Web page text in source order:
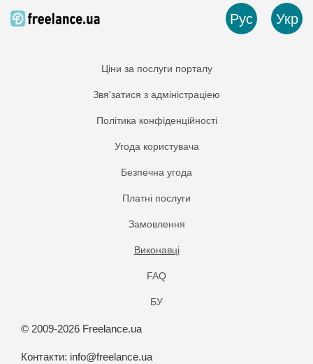
Рус Укр
Ціни за послуги порталу
Звя'затися з адміністраціею
Політика конфіденційності
Угода користувача
Безпечна угода
Платнi послуги
Замовлення
Виконавці
FAQ
БУ
© 2009-2026 Freelance.ua
Контакти: info@freelance.ua